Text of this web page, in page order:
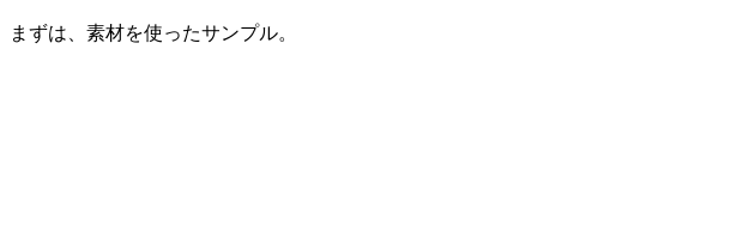
まずは、素材を使ったサンプル。